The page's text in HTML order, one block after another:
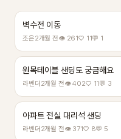
벽수전 이동
조은2개월 전👁 261♡ 11💬 1
원목테이블 샌딩도 궁금해요
라벤더2개월 전👁 402♡ 11💬 3
아파트 전실 대리석 샌딩
라벤더2개월 전👁 371♡ 8💬 5